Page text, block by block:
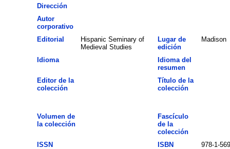
Dirección
Autor
corporativo
Editorial
Hispanic Seminary of
Medieval Studies
Lugar de
edición
Madison
Idioma
Idioma del
resumen
Editor de la
colección
Título de la
colección
Volumen de
la colección
Fascículo
de la
colección
ISSN
ISBN
978-1-